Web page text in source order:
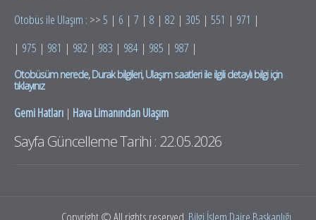
Otobüs ile Ulaşım : >>5 | 6 | 7 | 8 | 82 | 305 | 551 | 971 |
| 975 | 981 | 982 | 983 | 984 | 985 | 987 |
Otobüsüm nerede, Durak bilgileri, Ulaşım saatleri ile ilgili detaylı bilgi için
tıklayınız
Gemi Hatları | Hava Limanından Ulaşım
Sayfa Güncelleme Tarihi : 22.05.2026
Copyright © All rights reserved. Bilgi İşlem Daire Başkanlığı